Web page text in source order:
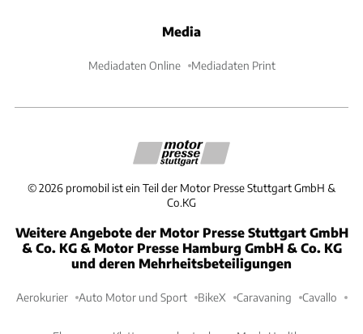
Media
Mediadaten Online Mediadaten Print
©2026 promobil ist ein Teil der Motor Presse Stuttgart GmbH &
Co.KG
Weitere Angebote der Motor Presse Stuttgart GmbH
& Co. KG & Motor Presse Hamburg GmbH & Co. KG
und deren Mehrheitsbeteiligungen
Aerokurier Auto Motor und Sport BikeX Caravaning Cavallo